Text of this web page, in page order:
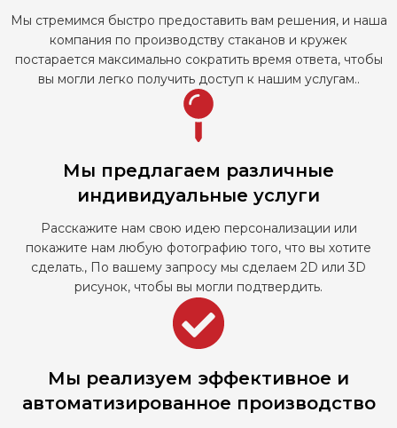
Мы стремимся быстро предоставить вам решения, и наша
компания по производству стаканов и кружек
постарается максимально сократить время ответа, чтобы
вы могли легко получить доступ к нашим услугам..
Мы предлагаем различные
индивидуальные услуги
Расскажите нам свою идею персонализации или
покажите нам любую фотографию того, что вы хотите
сделать., По вашему запросу мы сделаем 2D или 3D
рисунок, чтобы вы могли подтвердить.
Мы реализуем эффективное и
автоматизированное производство